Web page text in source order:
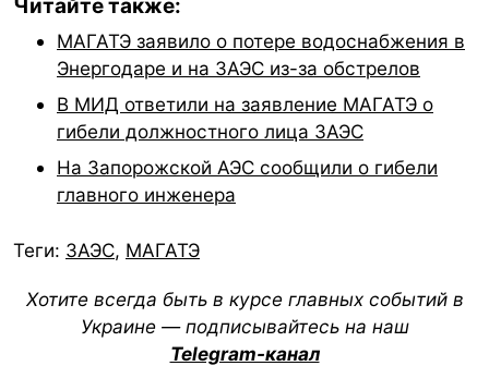
Читайте также:
МАГАТЭ заявило о потере водоснабжения в
Энергодаре и на ЗАЭС из-за обстрелов
В МИД ответили на заявление МАГАТЭ о
гибели должностного лица ЗАЭС
На Запорожской АЭС сообщили о гибели
главного инженера
Теги: ЗАЭС, МАГАТЭ
Хотите всегда быть в курсе главных событий в
Украине — подписывайтесь на наш
Telegram-канал